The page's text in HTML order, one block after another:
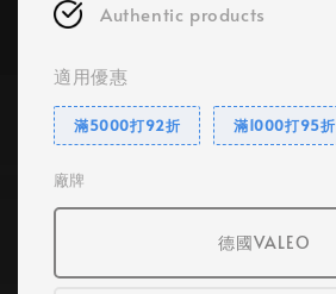
Authentic products
適用優惠
滿5000打92折 滿1000打95折
廠牌
德國VALEO